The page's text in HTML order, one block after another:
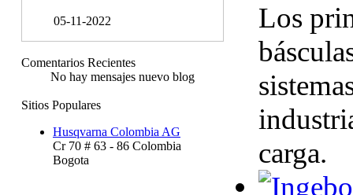
05-11-2022
Comentarios Recientes
No hay mensajes nuevo blog
Sitios Populares
Husqvarna Colombia AG
Cr 70 # 63 - 86 Colombia
Bogota
Los
carga.